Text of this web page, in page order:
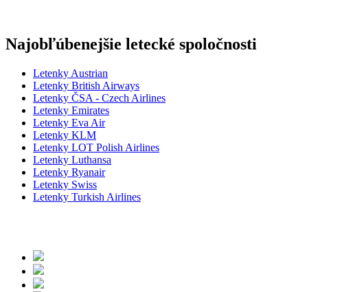
Najobľúbenejšie letecké spoločnosti
Letenky Austrian
Letenky British Airways
Letenky ČSA - Czech Airlines
Letenky Emirates
Letenky Eva Air
Letenky KLM
Letenky LOT Polish Airlines
Letenky Luthansa
Letenky Ryanair
Letenky Swiss
Letenky Turkish Airlines